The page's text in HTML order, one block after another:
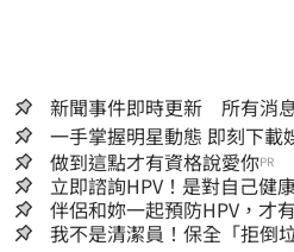
新聞事件即時更新 所有消
一手掌握明星動
做到這點才有資格說愛你PR
立即諮詢HPV！是對自己健
嫌晚！
伴侶和妳一起預防HPV，才
我不是清潔員！保全「拒